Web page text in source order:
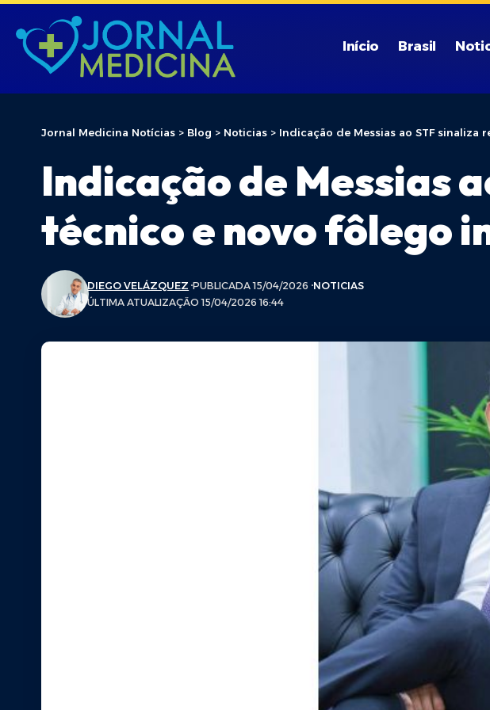
Início Brasil
Jornal Medicina Notícias > Blog > Noticias > Indicação de Messias ao STF
Indicação de Messias
técnico e novo fôlego
ÚLTIMA ATUALIZAÇÃO 15/04/2026 16:44
DIEGO VELÁZQUEZ PUBLICADA 15/04/2026 NOTICIAS